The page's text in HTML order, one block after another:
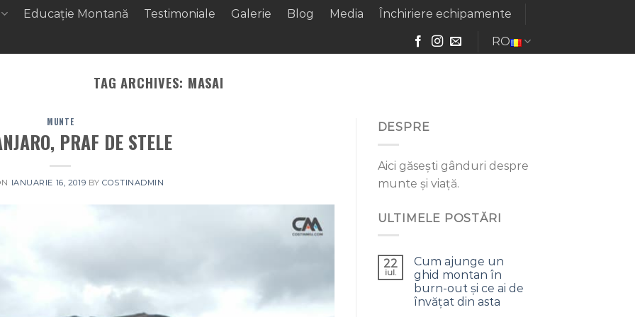
Educație Montană Testimoniale Galerie Blog Media Închiriere echipamente
RO
TAG ARCHIVES: MASAI
MUNTE
PRAF DE STELE
IANUARIE 16, 2019 BYCOSTINADMIN
DESPRE
Aici găsești gânduri despre
munte și viață.
ULTIMELE POSTĂRI
22
iul.
Cum ajunge un
ghid montan în
burn-out și ce ai de
învățat din asta